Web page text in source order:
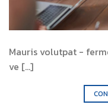
Mauris volutpat -
ve [...]